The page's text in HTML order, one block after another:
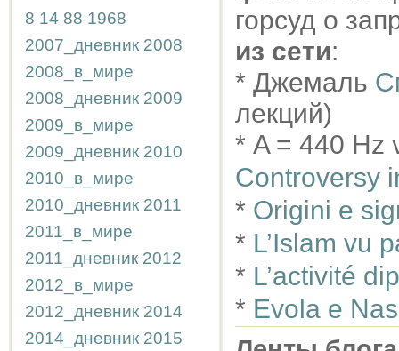
8 14 88 1968
2007_дневник 2008
2008_в_мире
2008_дневник 2009
2009_в_мире
2009_дневник 2010
2010_в_мире
2010_дневник 2011
2011_в_мире
2011_дневник 2012
2012_в_мире
2012_дневник 2014
2014_дневник 2015
горсуд о
из сети:
* Джемаль
лекций)
* A = 440 Hz
Controversy
* Origini e
* L’Islam vu
* L’activité
* Evola e